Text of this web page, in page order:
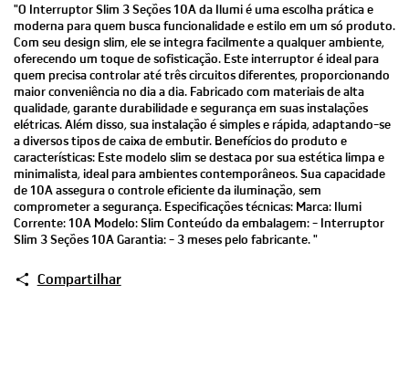
"O Interruptor Slim 3 Seções 10A da Ilumi é uma escolha prática e
moderna para quem busca funcionalidade e estilo em um só produto.
Com seu design slim, ele se integra facilmente a qualquer ambiente,
oferecendo um toque de sofisticação. Este interruptor é ideal para
quem precisa controlar até três circuitos diferentes, proporcionando
maior conveniência no dia a dia. Fabricado com materiais de alta
qualidade, garante durabilidade e segurança em suas instalações
elétricas. Além disso, sua instalação é simples e rápida, adaptando-se
a diversos tipos de caixa de embutir. Benefícios do produto e
características: Este modelo slim se destaca por sua estética limpa e
minimalista, ideal para ambientes contemporâneos. Sua capacidade
de 10A assegura o controle eficiente da iluminação, sem
comprometer a segurança. Especificações técnicas: Marca: Ilumi
Corrente: 10A Modelo: Slim Conteúdo da embalagem: - Interruptor
Slim 3 Seções 10A Garantia: - 3 meses pelo fabricante. "
Compartilhar